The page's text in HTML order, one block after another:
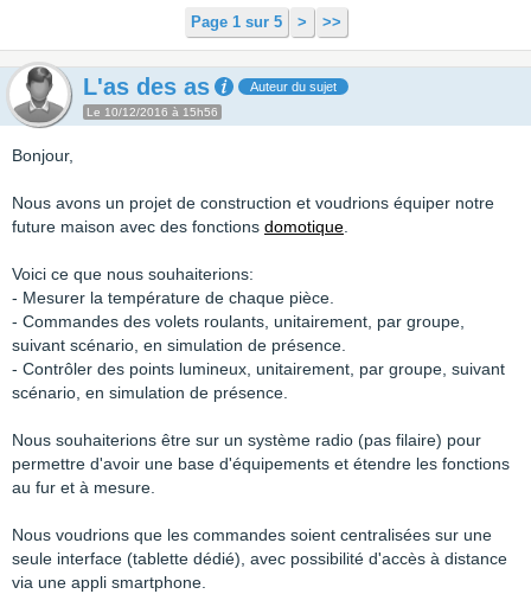
Page 1 sur 5 > >>
L'as des as Auteur du sujet
Le 10/12/2016 à 15h56
Bonjour,
Nous avons un projet de construction et voudrions équiper notre
future maison avec des fonctions domotique
Voici ce que nous souhaiterions:
- Mesurer la température de chaque pièce.
- Commandes des volets roulants, unitairement, par groupe,
suivant scénario, en simulation de présence.
- Contrôler des points lumineux, unitairement, par groupe, suivant
scénario, en simulation de présence.
Nous souhaiterions être sur un système radio (pas filaire) pour
permettre d'avoir une base d'équipements et étendre les fonctions
au fur et à mesure.
Nous voudrions que les commandes soient centralisées sur une
seule interface (tablette dédié), avec possibilité d'accès à distance
via une appli smartphone.